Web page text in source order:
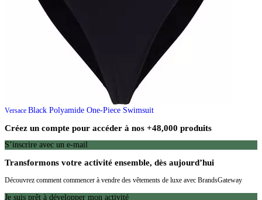
Versace Black Polyamide One-Piece Swimsuit
Créez un compte pour accéder à nos +48,000 produits
S’inscrire avec un e-mail
Transformons votre activité ensemble, dès aujourd’hui
Découvrez comment commencer à vendre des vêtements de luxe avec BrandsGateway
Je suis prêt à développer mon activité